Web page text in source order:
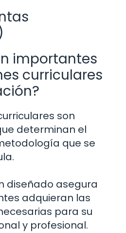
importantes
curriculares
son
determinan el
que se
diseñado asegura
adquieran las
para su
y profesional.